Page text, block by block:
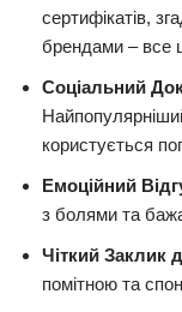
сертифікатів,
брендами – все
Соціальний
користується
Емоційний
з болями та
Чіткий Заклик
помітною та